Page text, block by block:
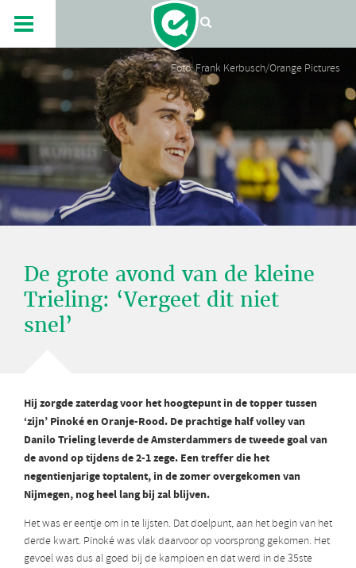
Foto: Frank Kerbusch/Orange Pictures
De grote avond van de kleine
Trieling: ‘Vergeet dit niet
snel’
Hij zorgde zaterdag voor het hoogtepunt in de topper tussen
‘zijn’ Pinoké en Oranje-Rood. De prachtige half volley van
Danilo Trieling leverde de Amsterdammers de tweede goal van
de avond op tijdens de 2-1 zege. Een treffer die het
negentienjarige toptalent, in de zomer overgekomen van
Nijmegen, nog heel lang bij zal blijven.
Het was er eentje om in te lijsten. Dat doelpunt, aan het begin van het
derde kwart. Pinoké was vlak daarvoor op voorsprong gekomen. Het
gevoel was dus al goed bij de kampioen en dat werd in de 35ste